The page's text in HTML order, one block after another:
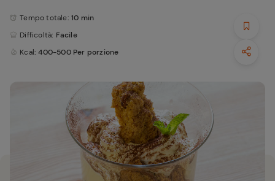
Tempo totale: 10 min
Difficoltà: Facile
Kcal: 400-500 Per porzione